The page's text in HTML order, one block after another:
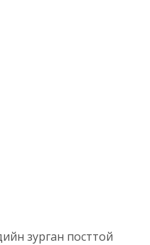
зурган посттой